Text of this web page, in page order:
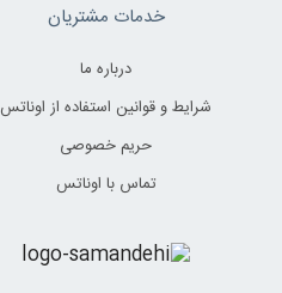
خدمات مشتریان
درباره ما
شرایط و قوانین استفاده از اوناتس
حریم خصوصی
تماس با اوناتس